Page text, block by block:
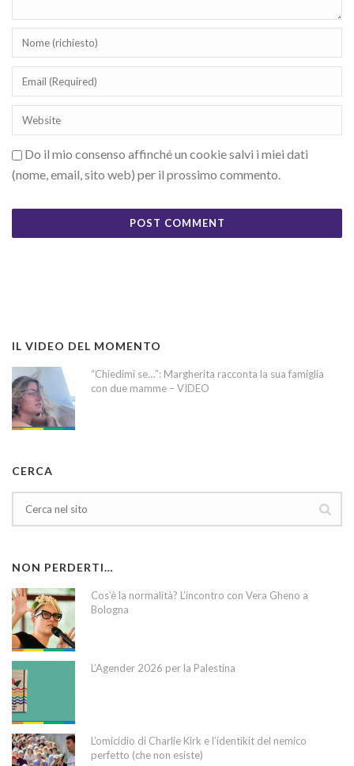
Do il mio consenso affinché un cookie salvi i miei dati
(nome, email, sito web) per il prossimo commento.
IL VIDEO DEL MOMENTO
“Chiedimi se…”: Margherita racconta la sua famiglia
con due mamme – VIDEO
CERCA
NON PERDERTI…
Cos’è la normalità? L’incontro con Vera Gheno a
Bologna
L’Agender 2026 per la Palestina
L’omicidio di Charlie Kirk e l’identikit del nemico
perfetto (che non esiste)